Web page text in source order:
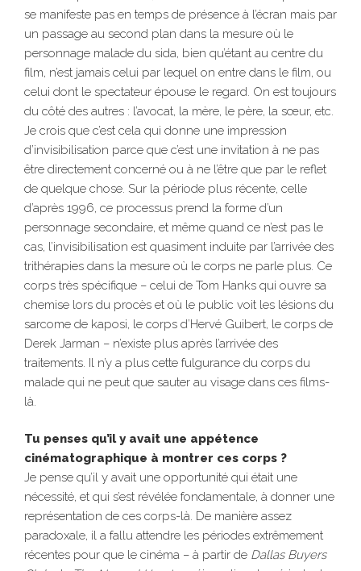
se manifeste pas en temps de présence à l’écran mais par
un passage au second plan dans la mesure où le
personnage malade du sida, bien qu’étant au centre du
film, n’est jamais celui par lequel on entre dans le film, ou
celui dont le spectateur épouse le regard. On est toujours
du côté des autres : l’avocat, la mère, le père, la sœur, etc.
Je crois que c’est cela qui donne une impression
d’invisibilisation parce que c’est une invitation à ne pas
être directement concerné ou à ne l’être que par le reflet
de quelque chose. Sur la période plus récente, celle
d’après 1996, ce processus prend la forme d’un
personnage secondaire, et même quand ce n’est pas le
cas, l’invisibilisation est quasiment induite par l’arrivée des
trithérapies dans la mesure où le corps ne parle plus. Ce
corps très spécifique – celui de Tom Hanks qui ouvre sa
chemise lors du procès et où le public voit les lésions du
sarcome de kaposi, le corps d’Hervé Guibert, le corps de
Derek Jarman – n’existe plus après l’arrivée des
traitements. Il n’y a plus cette fulgurance du corps du
malade qui ne peut que sauter au visage dans ces films-
là.
Tu penses qu’il y avait une appétence
cinématographique à montrer ces corps ?
Je pense qu’il y avait une opportunité qui était une
nécessité, et qui s’est révélée fondamentale, à donner une
représentation de ces corps-là. De manière assez
paradoxale, il a fallu attendre les périodes extrêmement
récentes pour que le cinéma – à partir de Dallas Buyers